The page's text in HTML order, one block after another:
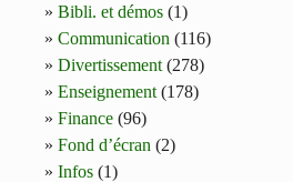
Bibli. et démos (1)
Communication (116)
Divertissement (278)
Enseignement (178)
Finance (96)
Fond d’écran (2)
Infos (1)